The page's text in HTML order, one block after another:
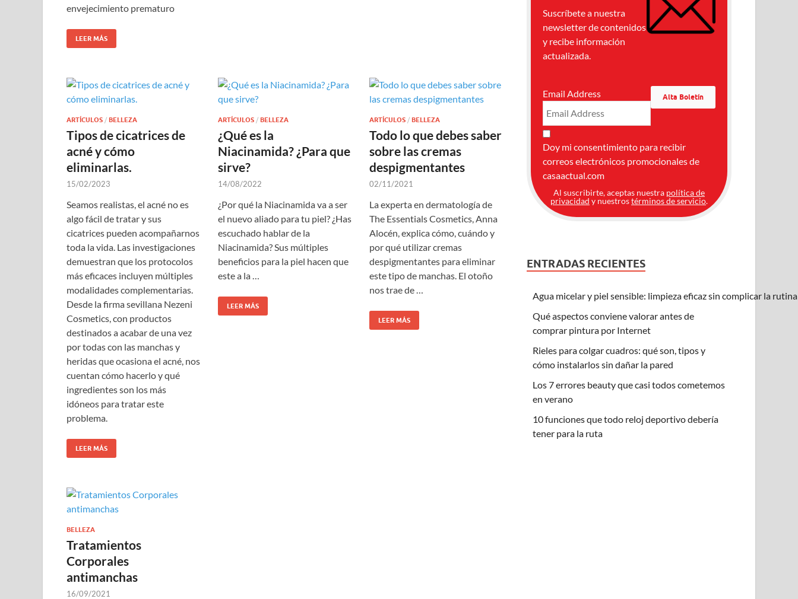
envejecimiento prematuro
LEER MÁS
ARTÍCULOS / BELLEZA
Tipos de cicatrices de
acné y cómo
eliminarlas.
15/02/2023
Seamos realistas, el acné no es
algo fácil de tratar y sus
cicatrices pueden acompañarnos
toda la vida. Las investigaciones
demuestran que los protocolos
más eficaces incluyen múltiples
modalidades complementarias.
Desde la firma sevillana Nezeni
Cosmetics, con productos
destinados a acabar de una vez
por todas con las manchas y
heridas que ocasiona el acné, nos
cuentan cómo hacerlo y qué
ingredientes son los más
idóneos para tratar este
problema.
LEER MÁS
ARTÍCULOS / BELLEZA
¿Qué es la
Niacinamida? ¿Para que
sirve?
14/08/2022
¿Por qué la Niacinamida va a ser
el nuevo aliado para tu piel? ¿Has
escuchado hablar de la
Niacinamida? Sus múltiples
beneficios para la piel hacen que
este a la …
LEER MÁS
ARTÍCULOS / BELLEZA
Todo lo que debes saber
sobre las cremas
despigmentantes
02/11/2021
La experta en dermatología de
The Essentials Cosmetics, Anna
Alocén, explica cómo, cuándo y
por qué utilizar cremas
despigmentantes para eliminar
este tipo de manchas. El otoño
nos trae de …
LEER MÁS
BELLEZA
Tratamientos
Corporales
antimanchas
16/09/2021
Suscríbete a nuestra
newsletter de contenidos
y recibe información
actualizada.
Email Address
Doy mi consentimiento para recibir
correos electrónicos promocionales de
casaactual.com
Al suscribirte, aceptas nuestra política de
privacidad y nuestrostérminos de servicio.
ENTRADAS RECIENTES
Agua micelar y piel sensible: limpieza eficaz sin complicar la
Qué aspectos conviene valorar antes de
comprar pintura por Internet
Rieles para colgar cuadros: qué son, tipos y
cómo instalarlos sin dañar la pared
Los 7 errores beauty que casi todos cometemos
en verano
10 funciones que todo reloj deportivo debería
tener para la ruta